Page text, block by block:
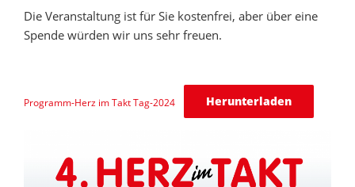
Die Veranstaltung ist für Sie kostenfrei, aber über eine
Spende würden wir uns sehr freuen.
Programm-Herz im Takt Tag-2024 Herunterladen